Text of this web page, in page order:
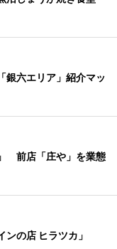
銀六エリア」紹介マッ
前店「庄や」を業態
ンの店 ヒラツカ」